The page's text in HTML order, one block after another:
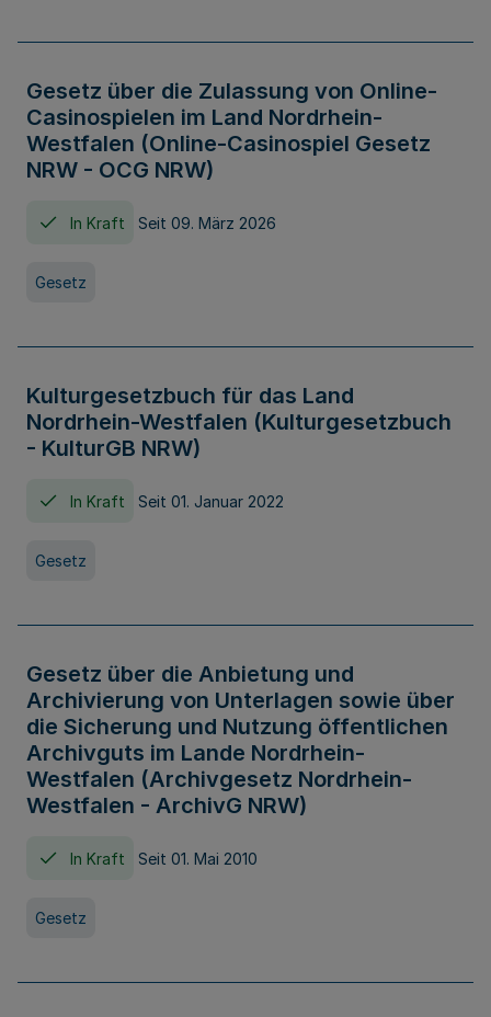
Gesetz über die Zulassung von Online-
Casinospielen im Land Nordrhein-
Westfalen (Online-Casinospiel Gesetz
NRW - OCG NRW)
In Kraft Seit 09. März 2026
Gesetz
Kulturgesetzbuch für das Land
Nordrhein-Westfalen (Kulturgesetzbuch
- KulturGB NRW)
In Kraft Seit 01. Januar 2022
Gesetz
Gesetz über die Anbietung und
Archivierung von Unterlagen sowie über
die Sicherung und Nutzung öffentlichen
Archivguts im Lande Nordrhein-
Westfalen (Archivgesetz Nordrhein-
Westfalen - ArchivG NRW)
In Kraft Seit 01. Mai 2010
Gesetz